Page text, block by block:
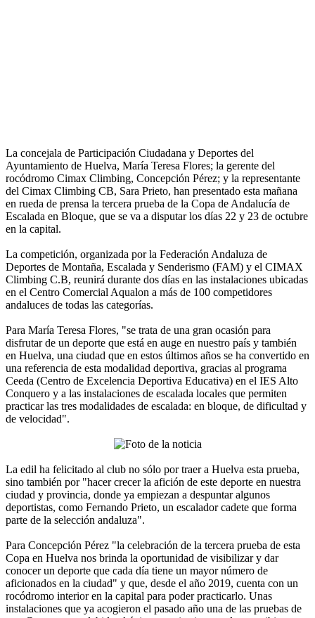
La concejala de Participación Ciudadana y Deportes del
Ayuntamiento de Huelva, María Teresa Flores; la gerente del
rocódromo Cimax Climbing, Concepción Pérez; y la representante
del Cimax Climbing CB, Sara Prieto, han presentado esta mañana
en rueda de prensa la tercera prueba de la Copa de Andalucía de
Escalada en Bloque, que se va a disputar los días 22 y 23 de octubre
en la capital.
La competición, organizada por la Federación Andaluza de
Deportes de Montaña, Escalada y Senderismo (FAM) y el CIMAX
Climbing C.B, reunirá durante dos días en las instalaciones ubicadas
en el Centro Comercial Aqualon a más de 100 competidores
andaluces de todas las categorías.
Para María Teresa Flores, "se trata de una gran ocasión para
disfrutar de un deporte que está en auge en nuestro país y también
en Huelva, una ciudad que en estos últimos años se ha convertido en
una referencia de esta modalidad deportiva, gracias al programa
Ceeda (Centro de Excelencia Deportiva Educativa) en el IES Alto
Conquero y a las instalaciones de escalada locales que permiten
practicar las tres modalidades de escalada: en bloque, de dificultad y
de velocidad".
La edil ha felicitado al club no sólo por traer a Huelva esta prueba,
sino también por "hacer crecer la afición de este deporte en nuestra
ciudad y provincia, donde ya empiezan a despuntar algunos
deportistas, como Fernando Prieto, un escalador cadete que forma
parte de la selección andaluza".
Para Concepción Pérez "la celebración de la tercera prueba de esta
Copa en Huelva nos brinda la oportunidad de visibilizar y dar
conocer un deporte que cada día tiene un mayor número de
aficionados en la ciudad" y que, desde el año 2019, cuenta con un
rocódromo interior en la capital para poder practicarlo. Unas
instalaciones que ya acogieron el pasado año una de las pruebas de